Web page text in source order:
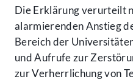
Die Erklärung verurteilt
alarmierenden Anstieg
Bereich der
und Aufrufe zur
zur Verherrlichung von